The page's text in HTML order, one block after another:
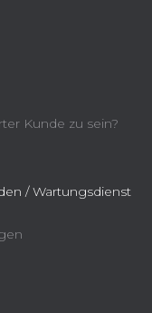
Kunde zu sein?
/ Wartungsdienst